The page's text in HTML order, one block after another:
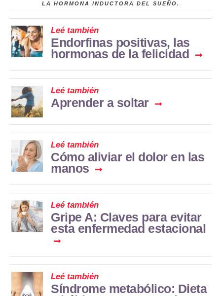
LA HORMONA INDUCTORA DEL SUEÑO.
Leé también
Endorfinas positivas, las
hormonas de la felicidad
Leé también
Aprender a soltar
Leé también
Cómo aliviar el dolor en las
manos
Leé también
Gripe A: Claves para evitar
esta enfermedad estacional
Leé también
Síndrome metabólico: Dieta